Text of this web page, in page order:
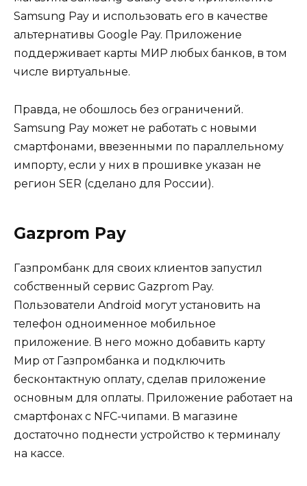
Samsung Pay и использовать его в качестве
альтернативы Google Pay. Приложение
поддерживает карты МИР любых банков, в том
числе виртуальные.
Правда, не обошлось без ограничений.
Samsung Pay может не работать с новыми
смартфонами, ввезенными по параллельному
импорту, если у них в прошивке указан не
регион SER (сделано для России).
Gazprom Pay
Газпромбанк для своих клиентов запустил
собственный сервис Gazprom Pay.
Пользователи Android могут установить на
телефон одноименное мобильное
приложение. В него можно добавить карту
Мир от Газпромбанка и подключить
бесконтактную оплату, сделав приложение
основным для оплаты. Приложение работает на
смартфонах с NFC-чипами. В магазине
достаточно поднести устройство к терминалу
на кассе.